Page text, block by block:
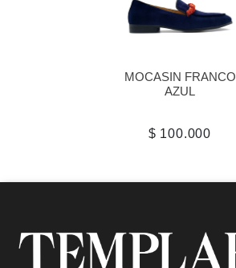
MOCASIN FRANCO
AZUL
$ 100.000